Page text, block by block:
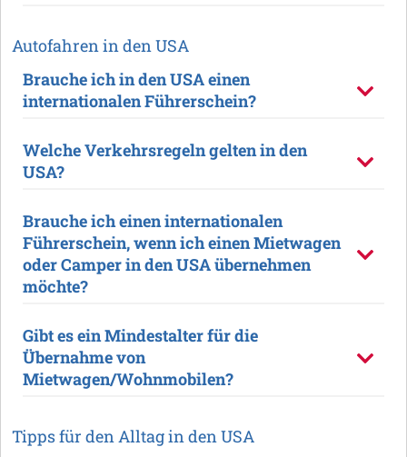
Autofahren in den USA
Brauche ich in den USA einen
internationalen Führerschein?
Welche Verkehrsregeln gelten in den
USA?
Brauche ich einen internationalen
Führerschein, wenn ich einen Mietwagen
oder Camper in den USA übernehmen
möchte?
Gibt es ein Mindestalter für die
Übernahme von
Mietwagen/Wohnmobilen?
Tipps für den Alltag in den USA